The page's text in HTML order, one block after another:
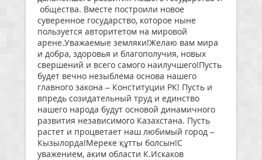
общества. Вместе построили новое
суверенное государство, которое ныне
пользуется авторитетом на мировой
арене.Уважаемые земляки!Желаю вам мира
и добра, здоровья и благополучия, новых
свершений и всего самого наилучшего!Пусть
будет вечно незыблема основа нашего
главного закона – Конституции РК! Пусть и
впредь созидательный труд и единство
нашего народа будут основой динамичного
развития независимого Казахстана. Пусть
растет и процветает наш любимый город –
Кызылорда!Мереке құтты болсын!С
уважением, аким области К.Искаков